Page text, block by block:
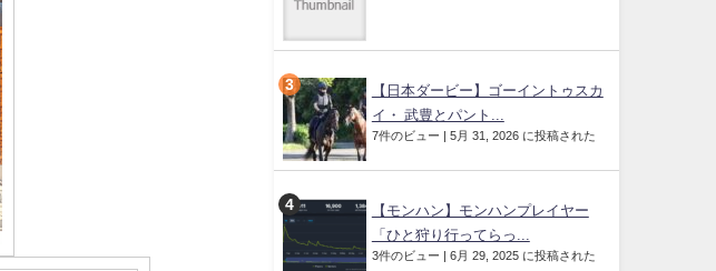
【日本ダービー】ゴーイントゥスカ
イ・ 武豊とパント...
7件のビュー | 5月 31, 2026 に投稿された
【モンハン】モンハンプレイヤー
「ひと狩り行ってらっ...
3件のビュー | 6月 29, 2025 に投稿された